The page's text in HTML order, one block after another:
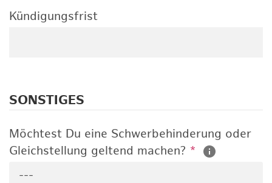
Kündigungsfrist
SONSTIGES
Möchtest Du eine Schwerbehinderung oder
Gleichstellung geltend machen? *
---